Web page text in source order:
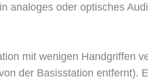
analoges oder optisches
mit wenigen Handgriffen
der Basisstation entfernt).